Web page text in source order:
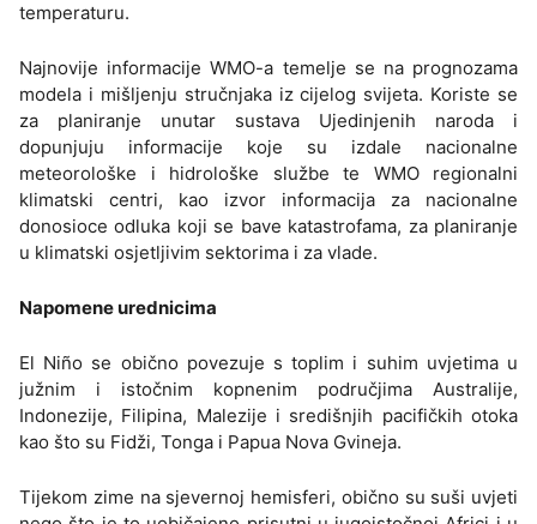
temperaturu.
Najnovije informacije WMO-a temelje se na prognozama
modela i mišljenju stručnjaka iz cijelog svijeta. Koriste se
za planiranje unutar sustava Ujedinjenih naroda i
dopunjuju informacije koje su izdale nacionalne
meteorološke i hidrološke službe te WMO regionalni
klimatski centri, kao izvor informacija za nacionalne
donosioce odluka koji se bave katastrofama, za planiranje
u klimatski osjetljivim sektorima i za vlade.
Napomene urednicima
El Niño se obično povezuje s toplim i suhim uvjetima u
južnim i istočnim kopnenim područjima Australije,
Indonezije, Filipina, Malezije i središnjih pacifičkih otoka
kao što su Fidži, Tonga i Papua Nova Gvineja.
Tijekom zime na sjevernoj hemisferi, obično su suši uvjeti